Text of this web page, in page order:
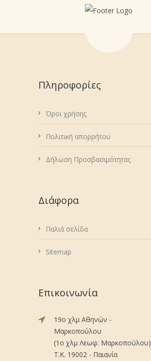
Πληροφορίες
Όροι χρήσης
Πολιτική απορρήτου
Δήλωση Προσβασιμότητας
Διάφορα
Παλιά σελίδα
Sitemap
Επικοινωνία
19ο χλμ Αθηνών -
Μαρκοπούλου
(1ο χλμ Λεωφ. Μαρκοπούλου)
Τ.Κ. 19002 - Παιανία